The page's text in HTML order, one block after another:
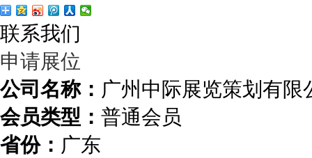
联系我们
申请展位
公司名称： 广州中际展览策划有限
会员类型： 普通会员
省份： 广东